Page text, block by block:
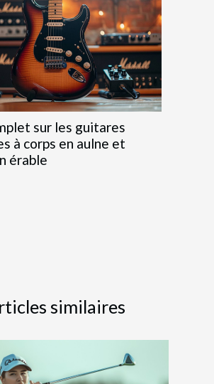
sur les guitares
à corps en aulne et
érable
similaires